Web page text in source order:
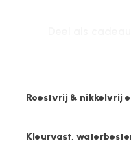
Roestvrij & nikkelvrij
Kleurvast,